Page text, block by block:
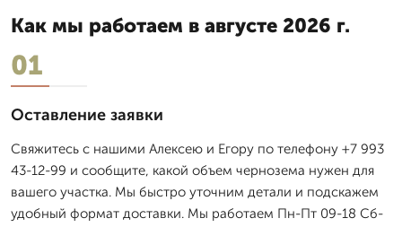
Как мы работаем в августе 2026 г.
01
Оставление заявки
Свяжитесь с нашими Алексею и Егору по телефону +7 993
43-12-99 и сообщите, какой объем чернозема нужен для
вашего участка. Мы быстро уточним детали и подскажем
удобный формат доставки. Мы работаем Пн-Пт 09-18 Сб-